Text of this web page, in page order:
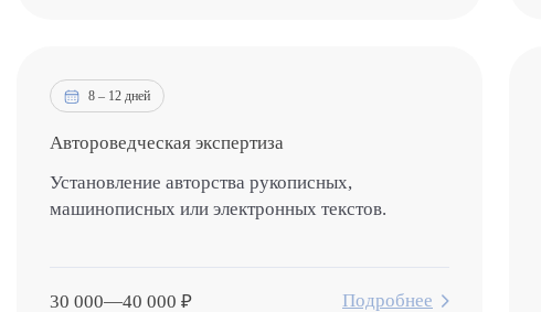
8 – 12 дней
Автороведческая экспертиза
Установление авторства рукописных,
машинописных или электронных текстов.
30 000—40 000 ₽ Подробнее